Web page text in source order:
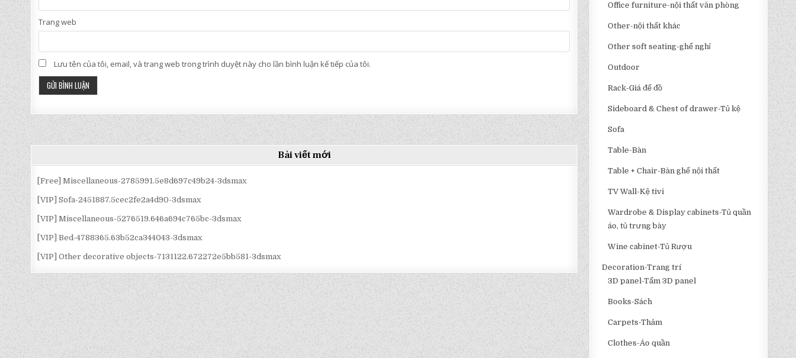
Trang web
Lưu tên của tôi, email, và trang web trong trình duyệt này cho lần bình luận kế tiếp của tôi.
Bài viết mới
[Free] Miscellaneous-2785991.5e8d697c49b24-3dsmax
[VIP] Sofa-2451887.5cec2fe2a4d90-3dsmax
[VIP] Miscellaneous-5276519.646a694c765bc-3dsmax
[VIP] Bed-4788365.63b52ca344043-3dsmax
[VIP] Other decorative objects-7131122.672272e5bb581-3dsmax
Office furniture-nội thất văn phòng
Other-nội thất khác
Other soft seating-ghế nghỉ
Outdoor
Rack-Giá để đồ
Sideboard & Chest of drawer-Tủ kệ
Sofa
Table-Bàn
Table + Chair-Bàn ghế nội thất
TV Wall-Kệ tivi
Wardrobe & Display cabinets-Tủ quần
áo, tủ trưng bày
Wine cabinet-Tủ Rượu
Decoration-Trang trí
3D panel-Tấm 3D panel
Books-Sách
Carpets-Thảm
Clothes-Áo quần